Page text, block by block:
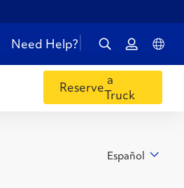
Need Help?
Reservea
Truck
Español